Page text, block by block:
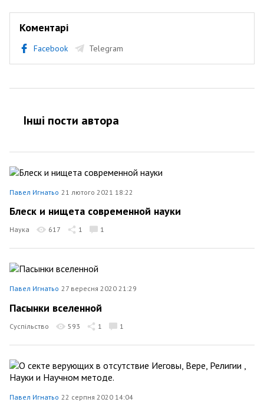
Коментарі
Facebook Telegram
Інші пости автора
Павел Игнатьо 21 лютого 2021 18:22
Блеск и нищета современной науки
Наука 617 1 1
Павел Игнатьо 27 вересня 2020 21:29
Пасынки вселенной
Суспільство 593 1 1
Павел Игнатьо 22 серпня 2020 14:04